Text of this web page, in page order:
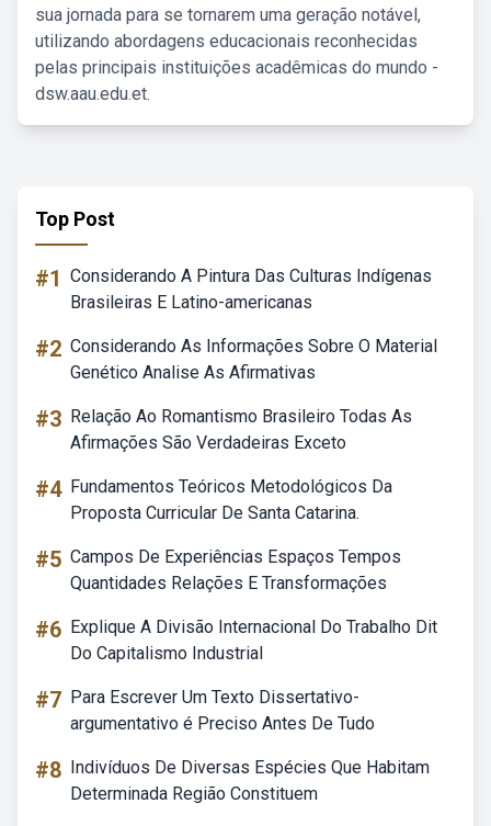
sua jornada para se tornarem uma geração notável,
utilizando abordagens educacionais reconhecidas
pelas principais instituições acadêmicas do mundo -
dsw.aau.edu.et.
Top Post
#1 Considerando A Pintura Das Culturas Indígenas
Brasileiras E Latino-americanas
#2 Considerando As Informações Sobre O Material
Genético Analise As Afirmativas
#3 Relação Ao Romantismo Brasileiro Todas As
Afirmações São Verdadeiras Exceto
#4 Fundamentos Teóricos Metodológicos Da
Proposta Curricular De Santa Catarina.
#5 Campos De Experiências Espaços Tempos
Quantidades Relações E Transformações
#6 Explique A Divisão Internacional Do Trabalho Dit
Do Capitalismo Industrial
#7 Para Escrever Um Texto Dissertativo-
argumentativo é Preciso Antes De Tudo
#8 Indivíduos De Diversas Espécies Que Habitam
Determinada Região Constituem